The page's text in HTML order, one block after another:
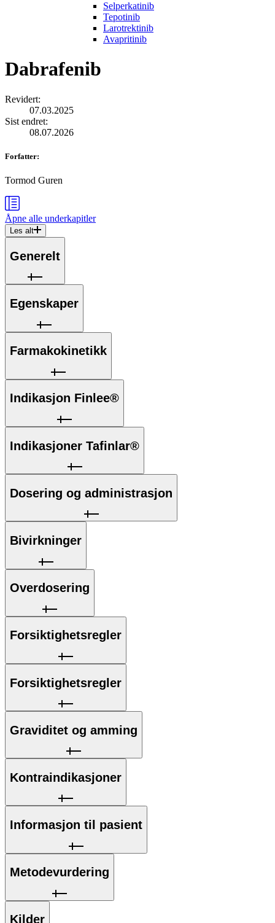
Selperkatinib
Tepotinib
Larotrektinib
Avapritinib
Dabrafenib
Revidert:
07.03.2025
Sist endret:
08.07.2026
Forfatter:
Tormod Guren
Åpne alle underkapitler
Les alt
Generelt
Egenskaper
Farmakokinetikk
Indikasjon Finlee®
Indikasjoner Tafinlar®
Dosering og administrasjon
Bivirkninger
Overdosering
Forsiktighetsregler
Forsiktighetsregler
Graviditet og amming
Kontraindikasjoner
Informasjon til pasient
Metodevurdering
Kilder